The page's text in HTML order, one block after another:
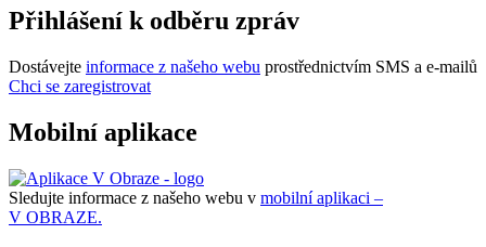
Přihlášení k odběru zpráv
Dostávejte informace z našeho webu prostřednictvím SMS a e-mailů
Chci se zaregistrovat
Mobilní aplikace
Sledujte informace z našeho webu v mobilní aplikaci –
V OBRAZE.